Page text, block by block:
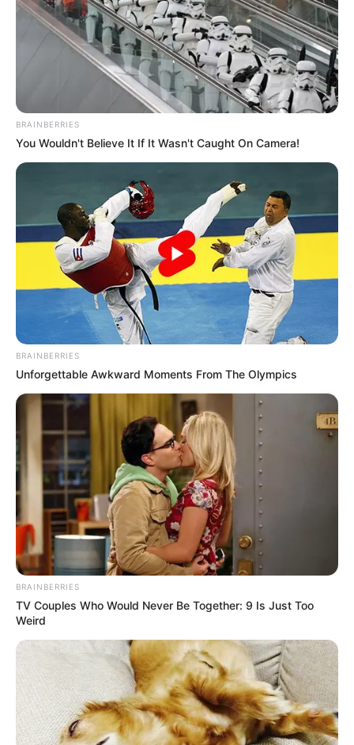
BRAINBERRIES
You Wouldn't Believe It If It Wasn't Caught On Camera!
BRAINBERRIES
Unforgettable Awkward Moments From The Olympics
BRAINBERRIES
TV Couples Who Would Never Be Together: 9 Is Just Too
Weird